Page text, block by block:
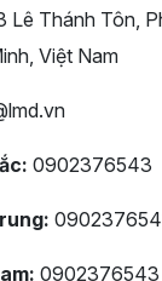
Lê Thánh Tôn,
Việt Nam
0902376543
0902376543